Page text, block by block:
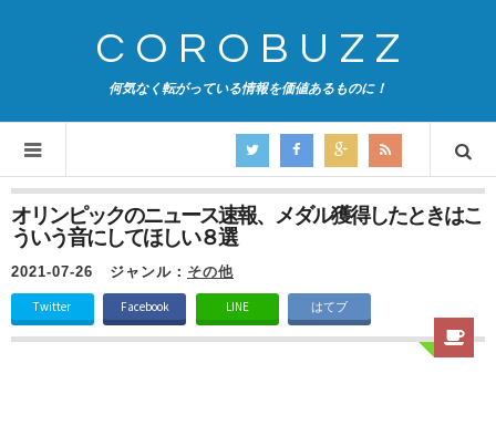
COROBUZZ
何気なく転がっている情報を価値あるものに！
オリンピックのニュース速報、メダル獲得したときはこ
ういう音にしてほしい８選
2021-07-26 ジャンル： その他
Twitter Facebook LINE はてブ